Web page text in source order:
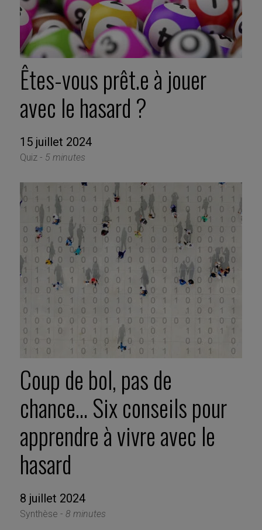
Êtes-vous prêt.e à jouer
avec le hasard ?
15 juillet 2024
Quiz - 5 minutes
Coup de bol, pas de
chance… Six conseils pour
apprendre à vivre avec le
hasard
8 juillet 2024
Synthèse - 8 minutes